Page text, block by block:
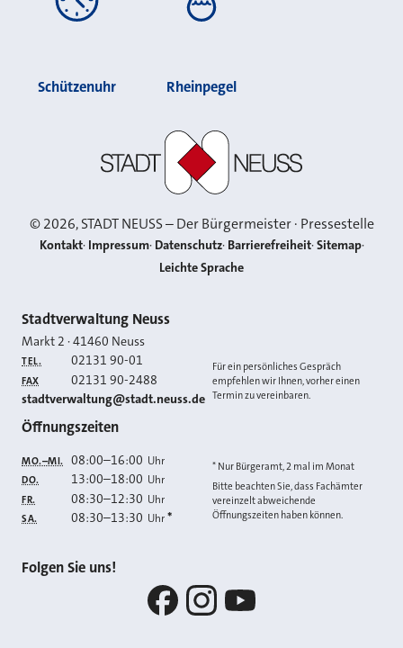
Schützenuhr Rheinpegel
©2026, STADT NEUSS – Der Bürgermeister · Pressestelle
Kontakt Impressum Datenschutz Barrierefreiheit Sitemap
Leichte Sprache
Kontakt
Stadtverwaltung Neuss
Markt 2 ·41460 Neuss
TEL. 02131 90-01
FAX 02131 90-2488
E-MAIL
stadtverwaltung@stadt.neuss.de
Für ein persönliches Gespräch
empfehlen wir Ihnen, vorher einen
Termin zu vereinbaren.
Öffnungszeiten
MO.–MI. 08:00–16:00 Uhr
DO. 13:00–18:00 Uhr
FR. 08:30–12:30 Uhr
SA. 08:30–13:30 Uhr *
* Nur Bürgeramt, 2 mal im Monat
Bitte beachten Sie, dass Fachämter
vereinzelt abweichende
Öffnungszeiten haben können.
Folgen Sie uns!